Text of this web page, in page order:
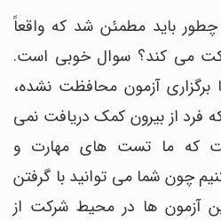
باید مطمئن شد که واقعاً
می کند؟ سوال خوبی است.
آزمون محافظت نشده،
فرد از بیرون کمک دریافت نمی
که ما تست های مهارت و
چون شما می توانید با گرفتن
آزمون ها در محیط شرکت از